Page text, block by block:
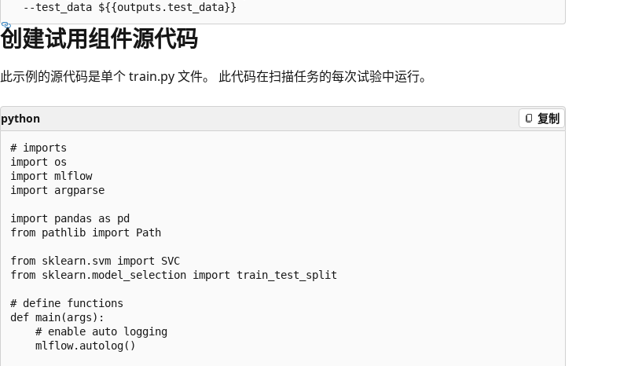
创建试用组件源代码
此示例的源代码是单个 train.py 文件。 此代码在扫描任务的每次试验中运行。
python 复制
# imports
import os
import mlflow
import argparse
import pandas as pd
from pathlib import Path
from sklearn.svm import SVC
from sklearn.model_selection import train_test_split
# define functions
def main(args):
    # enable auto logging
    mlflow.autolog()